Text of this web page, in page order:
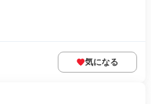
気になる